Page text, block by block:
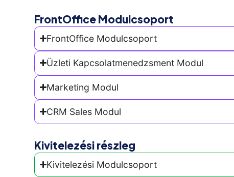
FrontOffice Modulcsoport
FrontOffice Modulcsoport
Üzleti Kapcsolatmenedzsment Modul
Marketing Modul
CRM Sales Modul
Kivitelezési részleg
Kivitelezési Modulcsoport